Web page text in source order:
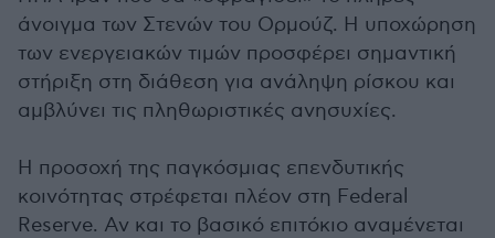
άνοιγμα των Στενών του Ορμούζ. Η υποχώρηση
των ενεργειακών τιμών προσφέρει σημαντική
στήριξη στη διάθεση για ανάληψη ρίσκου και
αμβλύνει τις πληθωριστικές ανησυχίες.
Η προσοχή της παγκόσμιας επενδυτικής
κοινότητας στρέφεται πλέον στη Federal
Reserve. Αν και το βασικό επιτόκιο αναμένεται